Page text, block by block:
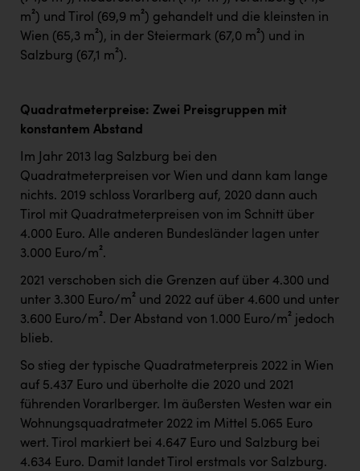
m²) und Tirol (69,9 m²) gehandelt und die kleinsten in
Wien (65,3 m²), in der Steiermark (67,0 m²) und in
Salzburg (67,1 m²).
Quadratmeterpreise: Zwei Preisgruppen mit
konstantem Abstand
Im Jahr 2013 lag Salzburg bei den
Quadratmeterpreisen vor Wien und dann kam lange
nichts. 2019 schloss Vorarlberg auf, 2020 dann auch
Tirol mit Quadratmeterpreisen von im Schnitt über
4.000 Euro. Alle anderen Bundesländer lagen unter
3.000 Euro/m².
2021 verschoben sich die Grenzen auf über 4.300 und
unter 3.300 Euro/m² und 2022 auf über 4.600 und unter
3.600 Euro/m². Der Abstand von 1.000 Euro/m² jedoch
blieb.
So stieg der typische Quadratmeterpreis 2022 in Wien
auf 5.437 Euro und überholte die 2020 und 2021
führenden Vorarlberger. Im äußersten Westen war ein
Wohnungsquadratmeter 2022 im Mittel 5.065 Euro
wert. Tirol markiert bei 4.647 Euro und Salzburg bei
4.634 Euro. Damit landet Tirol erstmals vor Salzburg.